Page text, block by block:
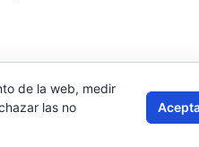
de la web, medir
las no